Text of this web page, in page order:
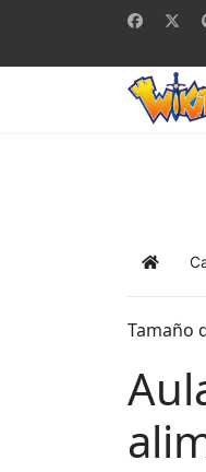
Home
Tamaño